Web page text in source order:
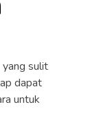
yang sulit
dapat
untuk